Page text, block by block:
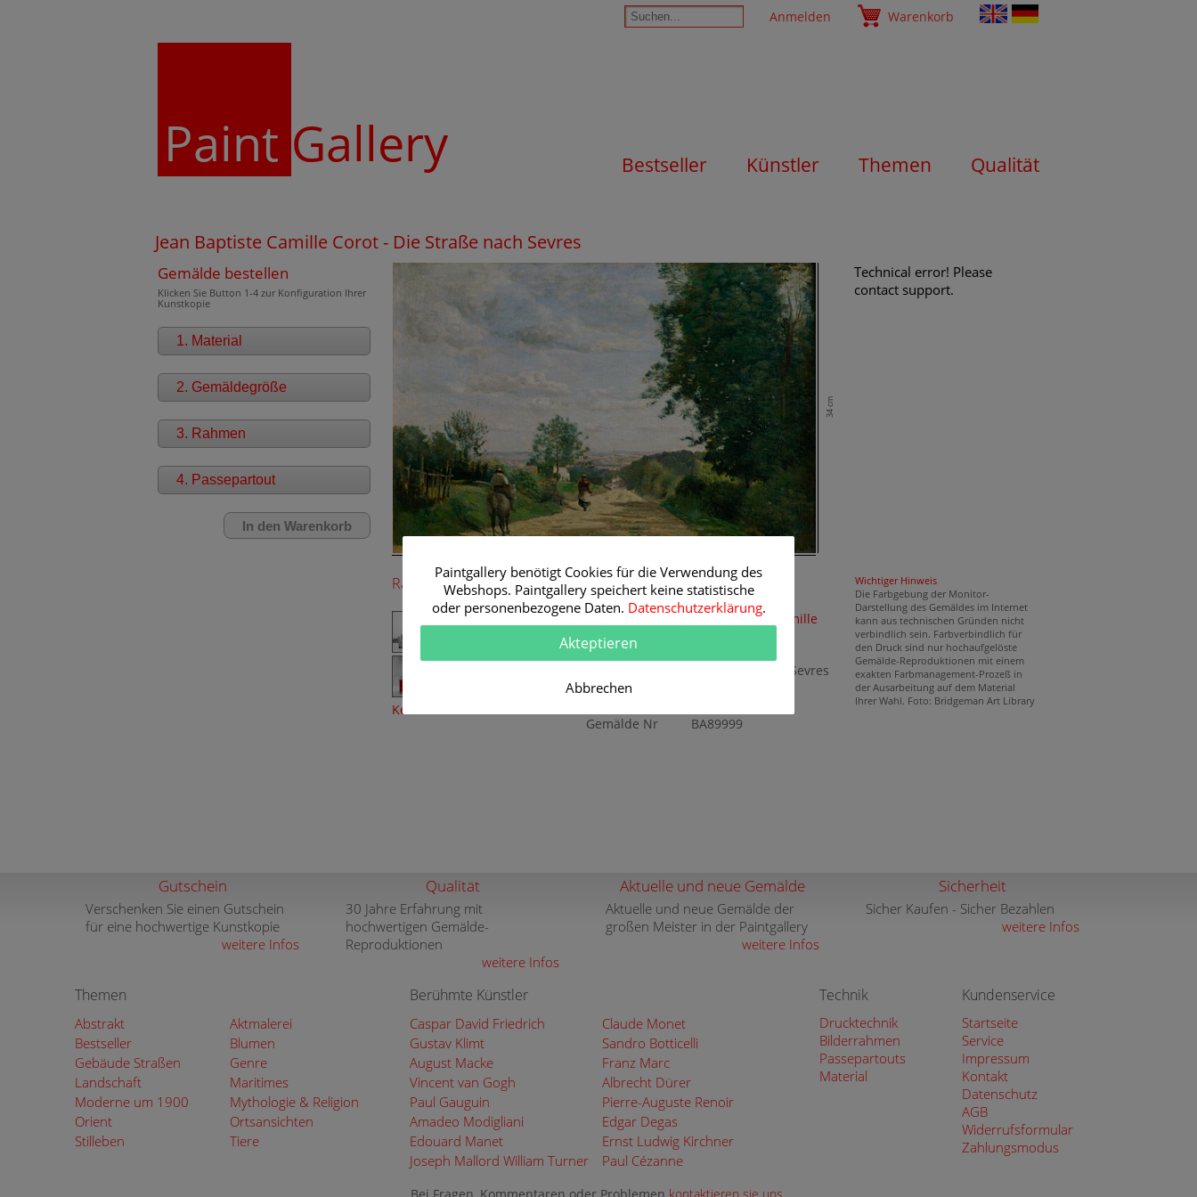
Anmelden Warenkorb
Paint Gallery Bestseller Künstler Themen Qualität
Jean Baptiste Camille Corot - Die Straße nach Sevres
Gemälde bestellen
Klicken Sie Button 1-4 zur Konfiguration Ihrer
Kunstkopie
1. Material
2. Gemäldegröße
3. Rahmen
4. Passepartout
34 cm
Technical error! Please
contact support.
Raum-Simulation
Keine Raumsimulation
Originalgemälde
Jean Baptiste Camille
Themen
Die Straße nach Sevres
Originalgröße
Gemälde Nr
BA89999
Wichtiger Hinweis
Die Farbgebung der Monitor-
Darstellung des Gemäldes im Internet
kann aus technischen Gründen nicht
verbindlich sein. Farbverbindlich für
den Druck sind nur hochaufgelöste
Gemälde-Reproduktionen mit einem
exakten Farbmanagement-Prozeß in
der Ausarbeitung auf dem Material
Ihrer Wahl. Foto: Bridgeman Art Library
Gutschein
Verschenken Sie einen Gutschein
für eine hochwertige Kunstkopie
weitere Infos
Qualität
30 Jahre Erfahrung mit
hochwertigen Gemälde-
Reproduktionen
weitere Infos
Aktuelle und neue Gemälde
Aktuelle und neue Gemälde der
großen Meister in der Paintgallery
weitere Infos
Sicherheit
Sicher Kaufen - Sicher Bezahlen
weitere Infos
Themen
Abstrakt
Aktmalerei
Bestseller
Blumen
Gebäude Straßen
Genre
Landschaft
Maritimes
Moderne um 1900
Mythologie & Religion
Orient
Ortsansichten
Stilleben
Tiere
Berühmte Künstler
Caspar David Friedrich
Claude Monet
Gustav Klimt
Sandro Botticelli
August Macke
Franz Marc
Vincent van Gogh
Albrecht Dürer
Paul Gauguin
Pierre-Auguste Renoir
Amadeo Modigliani
Edgar Degas
Edouard Manet
Ernst Ludwig Kirchner
Joseph Mallord William Turner
Paul Cézanne
Technik
Drucktechnik
Bilderrahmen
Passepartouts
Material
Kundenservice
Startseite
Service
Impressum
Kontakt
Datenschutz
AGB
Widerrufsformular
Zahlungsmodus
Paintgallery benötigt Cookies für die Verwendung des
Webshops. Paintgallery speichert keine statistische
oder personenbezogene Daten. Datenschutzerklärung.
Akteptieren
Abbrechen